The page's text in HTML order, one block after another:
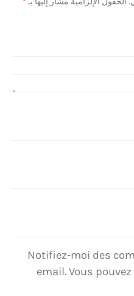
Notifiez-moi des
email. Vous